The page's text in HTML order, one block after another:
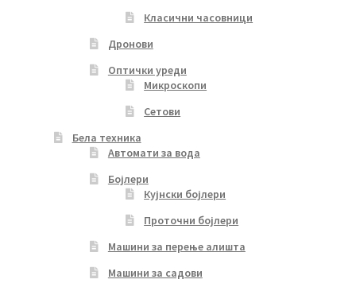
Класични часовници
Дронови
Оптички уреди
Микроскопи
Сетови
Бела техника
Автомати за вода
Бојлери
Кујнски бојлери
Проточни бојлери
Машини за перење алишта
Машини за садови